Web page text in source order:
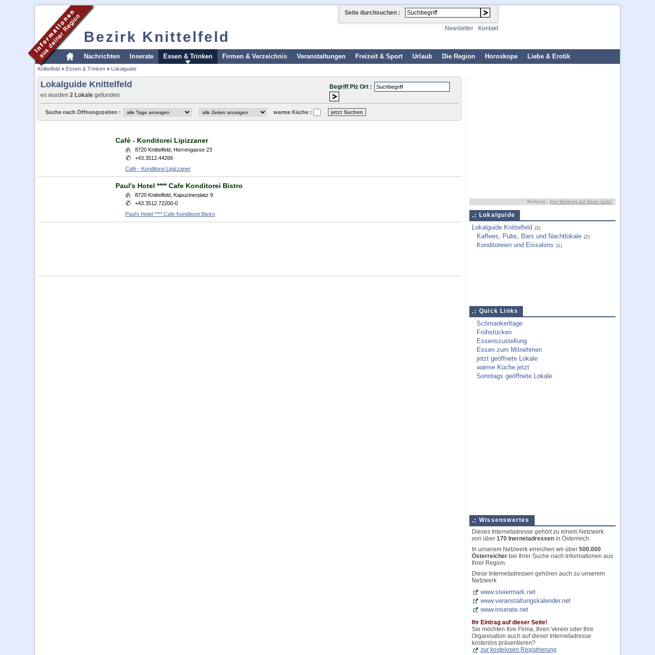
Bezirk Knittelfeld
Seite durchsuchen :
Newsletter Kontakt
Nachrichten Inserate Essen & Trinken Firmen & Verzeichnis Veranstaltungen Freizeit & Sport Urlaub Die Region Horoskope Liebe & Erotik
Knittelfeld » Essen & Trinken » Lokalguide
Lokalguide Knittelfeld
es wurden 2 Lokale gefunden
Begriff Plz Ort :
Suche nach Öffnungszeiten : warme Küche :
Cafè - Konditorei Lipizzaner
8720 Knittelfeld Herrengasse 23
+43.3512.44266
Cafè - Konditorei Lipizzaner
Paul's Hotel **** Cafe Konditorei Bistro
8720 Knittelfeld Kapuzinerplatz 9
+43.3512.72200-0
Paul's Hotel **** Cafe Konditorei Bistro
Werbung : Ihre Werbung auf dieser Seite!
Lokalguide
Lokalguide Knittelfeld (3)
Kaffees, Pubs, Bars und Nachtlokale (2)
Konditoreien und Eissalons (1)
Quick Links
Schmankerltage
Frühstücken
Essenszustellung
Essen zum Mitnehmen
jetzt geöffnete Lokale
warme Küche jetzt
Sonntags geöffnete Lokale
Wissenswertes
Dieses Internetadresse gehört zu einem Netzwerk
von über 170 Inernetadressen in Österreich.
In unserem Netzwerk erreichen wir über 500.000
Österreicher bei Ihrer Suche nach Informationen aus
Ihrer Region.
Diese Internetadressen gehören auch zu unserem
Netzwerk
www.steiermark.net
www.veranstaltungskalender.net
www.inserate.net
Ihr Eintrag auf dieser Seite!
Sie möchten Ihre Firma, Ihren Verein oder Ihre
Organisation auch auf dieser Internetadresse
kostenlos präsentieren?
zur kostelosen Registrierung